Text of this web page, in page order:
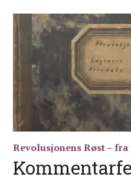
Revolusjonens Røst –